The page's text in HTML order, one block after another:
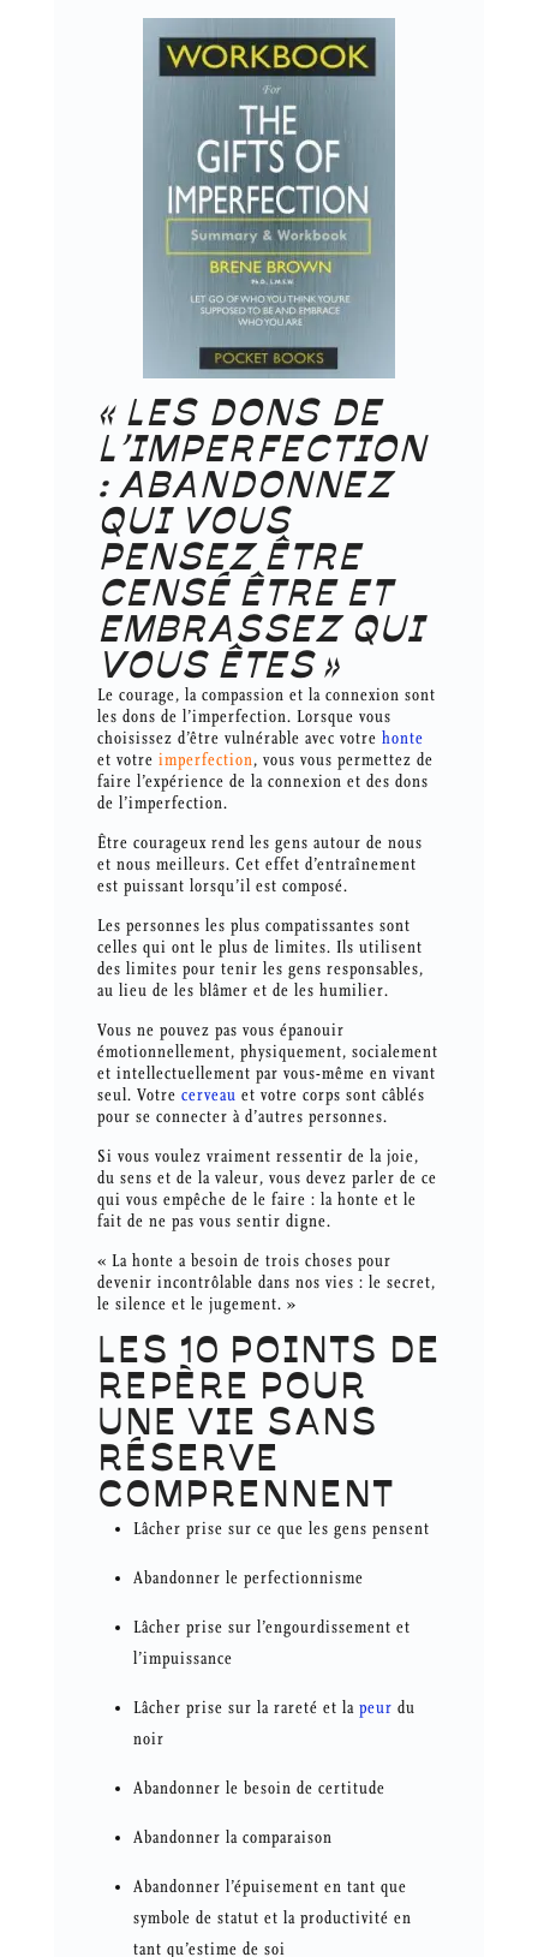
« LES DONS DE
L’IMPERFECTION
: ABANDONNEZ
QUI VOUS
PENSEZ ÊTRE
CENSÉ ÊTRE ET
EMBRASSEZ QUI
VOUS ÊTES »
Le courage, la compassion et la connexion sont
les dons de l’imperfection. Lorsque vous
choisissez d’être vulnérable avec votre honte
et votre imperfection, vous vous permettez de
faire l’expérience de la connexion et des dons
de l’imperfection.
Être courageux rend les gens autour de nous
et nous meilleurs. Cet effet d’entraînement
est puissant lorsqu’il est composé.
Les personnes les plus compatissantes sont
celles qui ont le plus de limites. Ils utilisent
des limites pour tenir les gens responsables,
au lieu de les blâmer et de les humilier.
Vous ne pouvez pas vous épanouir
émotionnellement, physiquement, socialement
et intellectuellement par vous-même en vivant
seul. Votre cerveau et votre corps sont câblés
pour se connecter à d’autres personnes.
Si vous voulez vraiment ressentir de la joie,
du sens et de la valeur, vous devez parler de ce
qui vous empêche de le faire : la honte et le
fait de ne pas vous sentir digne.
« La honte a besoin de trois choses pour
devenir incontrôlable dans nos vies : le secret,
le silence et le jugement. »
LES 10 POINTS DE
REPÈRE POUR
UNE VIE SANS
RÉSERVE
COMPRENNENT
Lâcher prise sur ce que les gens pensent
Abandonner le perfectionnisme
Lâcher prise sur l’engourdissement et
l’impuissance
Lâcher prise sur la rareté et la peur du
noir
Abandonner le besoin de certitude
Abandonner la comparaison
Abandonner l’épuisement en tant que
symbole de statut et la productivité en
tant qu’estime de soi